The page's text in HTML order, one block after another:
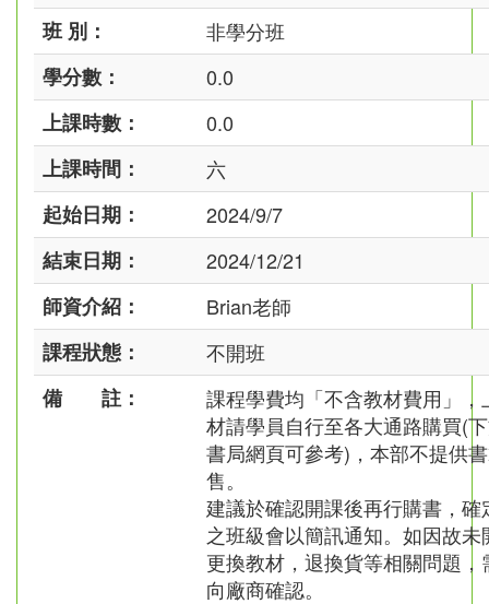
班 別：
非學分班
學分數：
0.0
上課時數：
0.0
上課時間：
六
起始日期：
2024/9/7
結束日期：
2024/12/21
師資介紹：
Brian老師
課程狀態：
不開班
備 註：
課程學費均「不含教材費用」，
材請學員自行至各大通路購買(
書局網頁可參考)，本部不提供
售。
建議於確認開課後再行購書，確
之班級會以簡訊通知。如因故未
更換教材，退換貨等相關問題，
向廠商確認。